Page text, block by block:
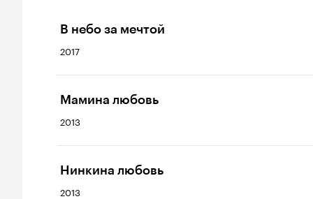
В небо за мечтой
2017
Мамина любовь
2013
Нинкина любовь
2013